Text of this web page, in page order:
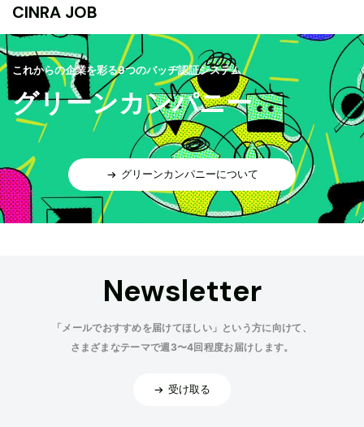
CINRA JOB
これからの企業を彩る9つのバッヂ認証システム
グリーンカンパニー
グリーンカンパニーについて
Newsletter
「メールでおすすめを届けてほしい」という方に向けて、
さまざまなテーマで週3〜4回程度お届けします。
受け取る